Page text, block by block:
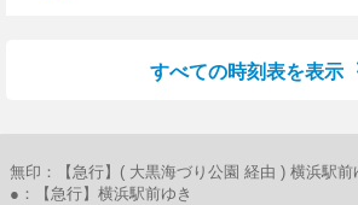
すべての時刻表を表示
無印：【急行】( 大黒海づり公園 経由 ) 横浜駅前
●：【急行】横浜駅前ゆき